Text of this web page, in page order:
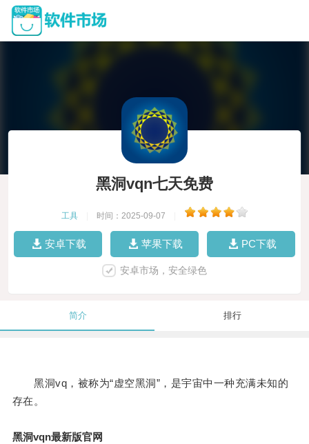
黑洞vqn七天免费
工具 时间：2025-09-07
安卓下载 苹果下载 PC下载
安卓市场，安全绿色
简介 排行
黑洞vq，被称为“虚空黑洞”，是宇宙中一种充满未知的
存在。
黑洞vqn最新版官网